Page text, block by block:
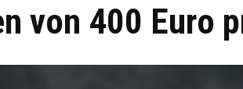
von 400 Euro